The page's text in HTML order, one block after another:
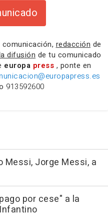
comunicación, redacción de
difusión de tu comunicado
europa press , ponte en
913592600
Messi, Jorge Messi, a
por cese" a la